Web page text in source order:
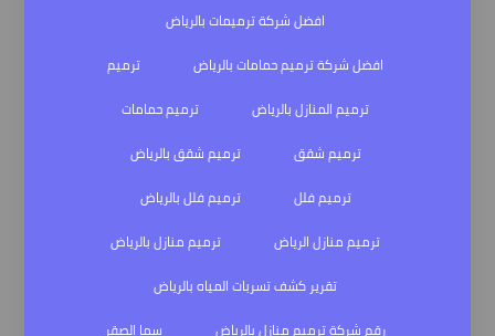
افضل شركة ترميمات بالرياض
افضل شركة ترميم حمامات بالرياض
ترميم
ترميم المنازل بالرياض
ترميم حمامات
ترميم شقق
ترميم شقق بالرياض
ترميم فلل
ترميم فلل بالرياض
ترميم منازل الرياض
ترميم منازل بالرياض
تقرير كشف تسربات المياه بالرياض
رقم شركة ترميم منازل بالرياض
سما الصقر